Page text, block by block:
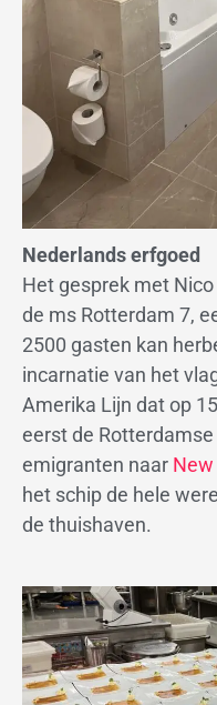
Nederlands erfgoed
Het gesprek met
de ms Rotterdam 7,
2500 gasten kan
incarnatie van het
Amerika Lijn dat op
eerst de
emigranten naar New
het schip de hele
de thuishaven.